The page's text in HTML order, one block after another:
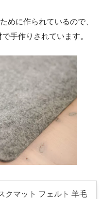
めに作られているので、
手作りされています。
クマット フェルト 羊毛